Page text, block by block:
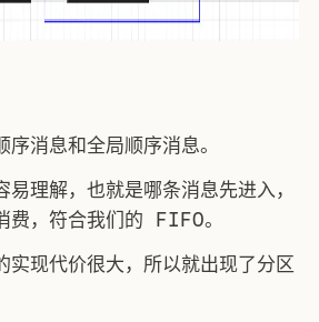
消息和全局顺序消息。
理解，也就是哪条消息先进入，
费，符合我们的 FIFO。
实现代价很大，所以就出现了分区